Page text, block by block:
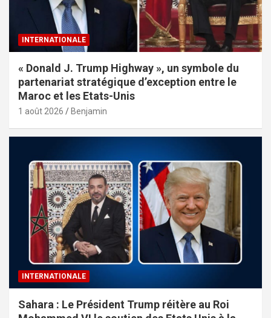
INTERNATIONALE
« Donald J. Trump Highway », un symbole du
partenariat stratégique d’exception entre le
Maroc et les Etats-Unis
1 août 2026 Benjamin
INTERNATIONALE
Sahara : Le Président Trump réitère au Roi